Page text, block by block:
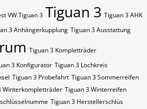
VW Tiguan 3 Tiguan 3 Tiguan 3 AHK
3 Anhängerkupplung Tiguan 3 Ausstattung
Tiguan 3 Kompletträder
3 Konfigurator Tiguan 3 Lochkreis
Tiguan 3 Probefahrt Tiguan 3 Sommerreifen
Winterkompletträder Tiguan 3 Winterreifen
Tiguan 3​​​​​ Herstellerschlüs